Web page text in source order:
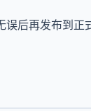
后再发布到正